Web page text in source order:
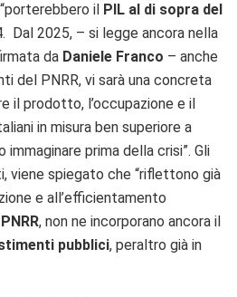
il PIL al di sopra del
Dal 2025, – si legge ancora nella
da Daniele Franco – anche
del PNRR, vi sarà una concreta
il prodotto, l’occupazione e il
in misura ben superiore a
prima della crisi”. Gli
viene spiegato che “riflettono già
e all’efficientamento
PNRR, non ne incorporano ancora il
pubblici, peraltro già in